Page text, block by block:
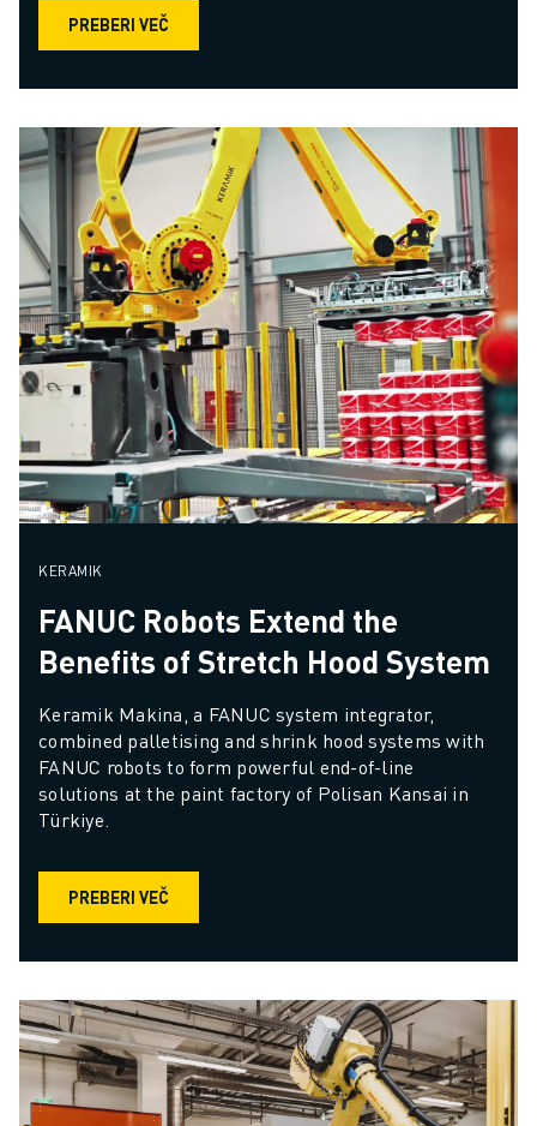
PREBERI VEČ
KERAMIK
FANUC Robots Extend the
Benefits of Stretch Hood System
Keramik Makina, a FANUC system integrator,
combined palletising and shrink hood systems with
FANUC robots to form powerful end-of-line
solutions at the paint factory of Polisan Kansai in
Türkiye.
PREBERI VEČ